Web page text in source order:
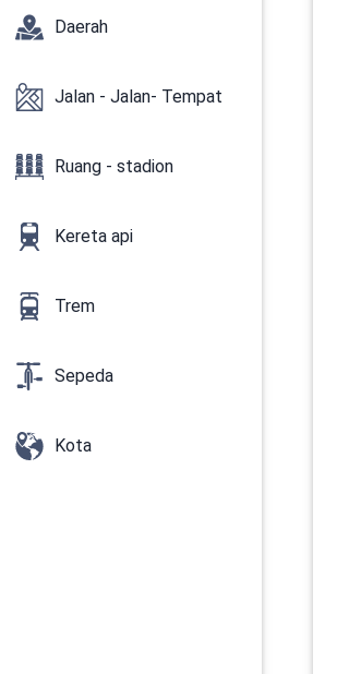
Daerah
Jalan - Jalan- Tempat
Ruang - stadion
Kereta api
Trem
Sepeda
Kota